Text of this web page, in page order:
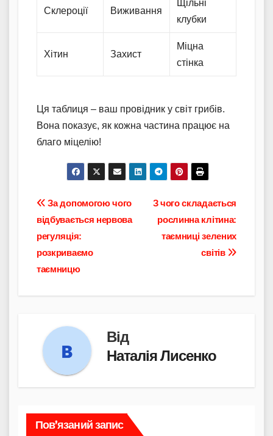
Склероції Виживання
Щільні
клубки
Хітин Захист
Міцна
стінка
Ця таблиця – ваш провідник у світ грибів.
Вона показує, як кожна частина працює на
благо міцелію!
Навігація
записів
З чого складається
рослинна клітина:
таємниці зелених
світів
За допомогою чого
відбувається нервова
регуляція:
розкриваємо
таємницю
Від
Наталія Лисенко
Пов’язаний запис